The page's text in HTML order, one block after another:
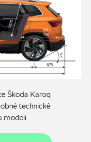
Škoda Karoq
technické
modeli.